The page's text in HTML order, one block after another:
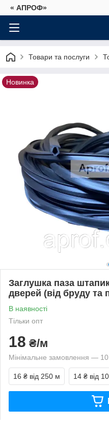
« АПРОФ»
Товари та послуги
Новинка
Заглушка паза
дверей (від бруду та
В наявності
Тільки опт
18 ₴/м
Мінімальне замовлення —
16 ₴ від 250 м 14 ₴ від